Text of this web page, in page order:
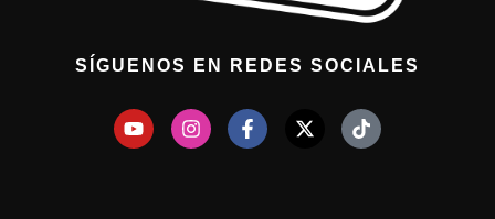
SÍGUENOS EN REDES SOCIALES